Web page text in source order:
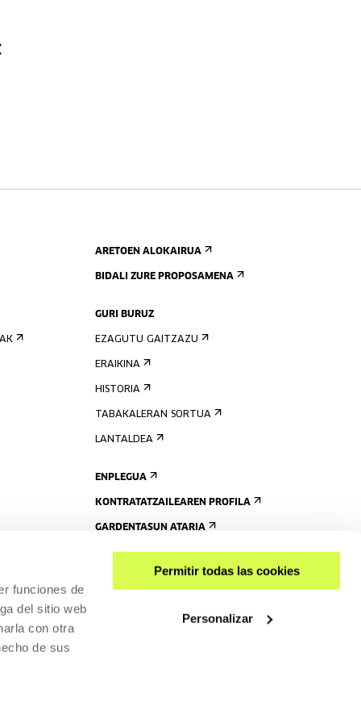
funciones de
del sitio web
con otra
de sus
Permitir todas las cookies
Personalizar
ARETOEN ALOKAIRUA
BIDALI ZURE PROPOSAMENA
GURI BURUZ
EZAGUTU GAITZAZU
ERAIKINA
HISTORIA
TABAKALERAN SORTUA
LANTALDEA
ENPLEGUA
KONTRATATZAILEAREN PROFILA
GARDENTASUN ATARIA